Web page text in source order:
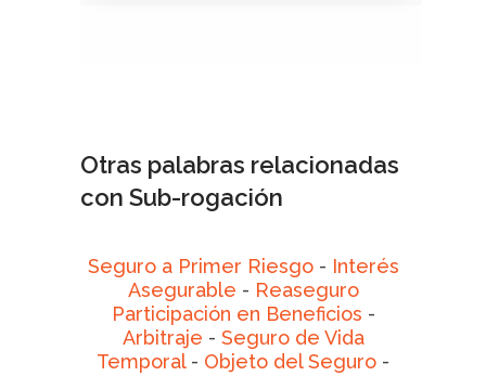
Otras palabras relacionadas
con Sub-rogación
Seguro a Primer Riesgo- Interés
Asegurable - Reaseguro
Participación en Beneficios -
Arbitraje - Seguro de Vida
Temporal- Objeto del Seguro -